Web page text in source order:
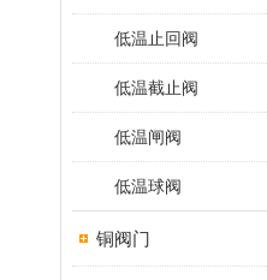
低温止回阀
低温截止阀
低温闸阀
低温球阀
铜阀门